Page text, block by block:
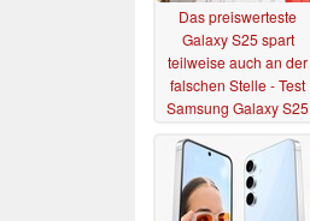
Das preiswerteste
Galaxy S25 spart
teilweise auch an der
falschen Stelle - Test
Samsung Galaxy S25
11.10.2025